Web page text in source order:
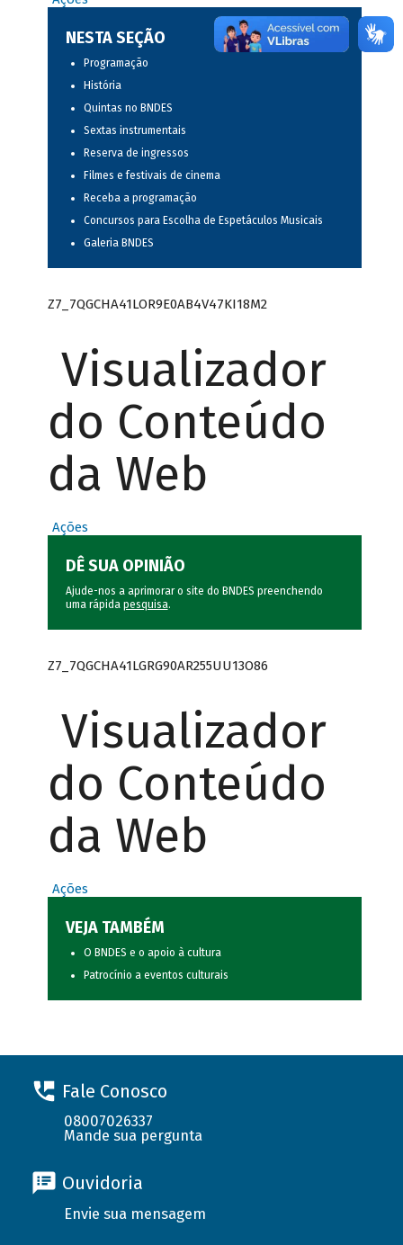
NESTA SEÇÃO
Programação
História
Quintas no BNDES
Sextas instrumentais
Reserva de ingressos
Filmes e festivais de cinema
Receba a programação
Concursos para Escolha de Espetáculos Musicais
Galeria BNDES
Z7_7QGCHA41LOR9E0AB4V47KI18M2
Visualizador
do Conteúdo
da Web
Ações
DÊ SUA OPINIÃO
Ajude-nos a aprimorar o site do BNDES preenchendo
uma rápida pesquisa.
Z7_7QGCHA41LGRG90AR255UU13O86
Visualizador
do Conteúdo
da Web
Ações
VEJA TAMBÉM
O BNDES e o apoio à cultura
Patrocínio a eventos culturais
Fale Conosco
08007026337
Mande sua pergunta
Ouvidoria
Envie sua mensagem